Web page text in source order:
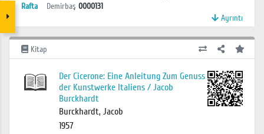
Rafta
Demirbaş 0000131
Ayrıntı
Kitap
Der Cicerone: Eine Anleitung Zum Genuss
der Kunstwerke Italiens / Jacob
Burckhardt
Burckhardt, Jacob
1957